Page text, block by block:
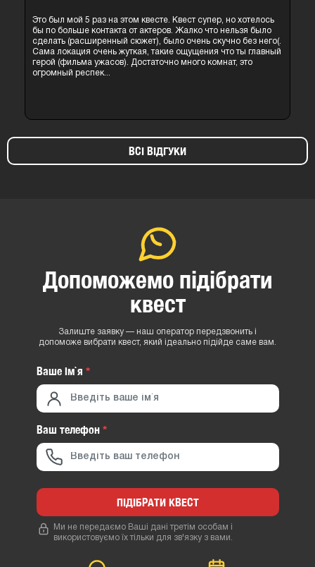
Это был мой 5 раз на этом квесте. Квест супер, но хотелось
бы по больше контакта от актеров. Жалко что нельзя было
сделать (расширенный сюжет), было очень скучно без него(.
Сама локация очень жуткая, такие ощущения что ты главный
герой (фильма ужасов). Достаточно много комнат, это
огромный респек...
ВСІ ВІДГУКИ
Допоможемо підібрати
квест
Залиште заявку — наш оператор передзвонить і
допоможе вибрати квест, який ідеально підійде саме вам.
Ваше iм`я *
Ваш телефон*
ПІДІБРАТИ КВЕСТ
Ми не передаємо Ваші дані третім особам і
використовуємо їх тільки для зв'язку з вами.